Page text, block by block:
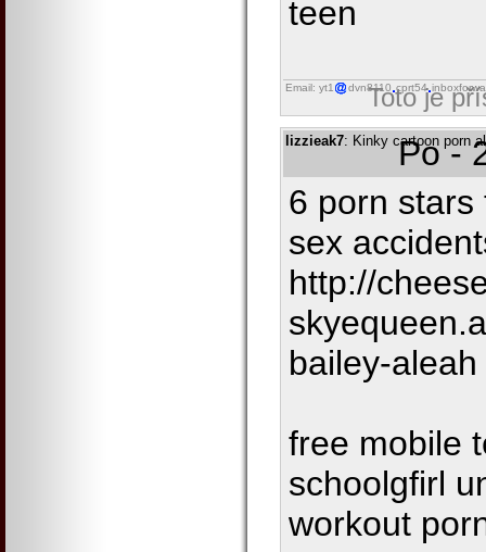
teen
Email: yt1 dvn8110 cprt54
Toto je
lizzieak7: Kinky cartoon porn
Po -
6 porn stars
sex
http://
bailey-aleah
free mobile
schoolgfirl
workout